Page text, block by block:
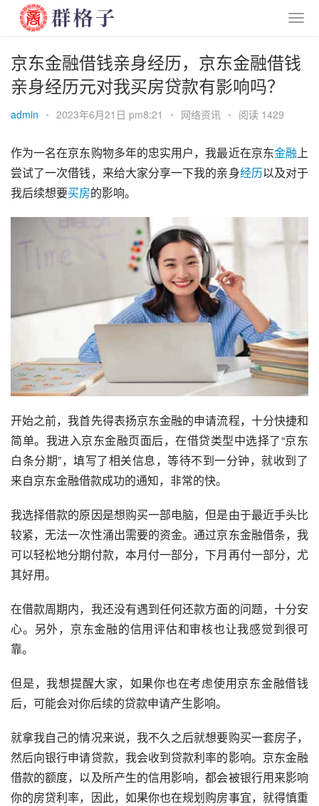
京东金融借钱亲身经历，京东金融借钱
亲身经历元对我买房贷款有影响吗？
admin • 2023年6月21日 pm8:21 • 网络资讯 • 阅读 1429
作为一名在京东购物多年的忠实用户，我最近在京东金融上
尝试了一次借钱，来给大家分享一下我的亲身经历以及对于
我后续想要买房的影响。
开始之前，我首先得表扬京东金融的申请流程，十分快捷和
简单。我进入京东金融页面后，在借贷类型中选择了“京东
白条分期”，填写了相关信息，等待不到一分钟，就收到了
来自京东金融借款成功的通知，非常的快。
我选择借款的原因是想购买一部电脑，但是由于最近手头比
较紧，无法一次性涌出需要的资金。通过京东金融借条，我
可以轻松地分期付款，本月付一部分，下月再付一部分，尤
其好用。
在借款周期内，我还没有遇到任何还款方面的问题，十分安
心。另外，京东金融的信用评估和审核也让我感觉到很可
靠。
但是，我想提醒大家，如果你也在考虑使用京东金融借钱
后，可能会对你后续的贷款申请产生影响。
就拿我自己的情况来说，我不久之后就想要购买一套房子，
然后向银行申请贷款，我会收到贷款利率的影响。京东金融
借款的额度，以及所产生的信用影响，都会被银行用来影响
你的房贷利率，因此，如果你也在规划购房事宜，就得慎重